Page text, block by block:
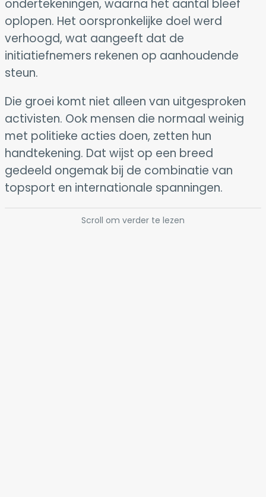
ondertekeningen, waarna het aantal bleef
oplopen. Het oorspronkelijke doel werd
verhoogd, wat aangeeft dat de
initiatiefnemers rekenen op aanhoudende
steun.
Die groei komt niet alleen van uitgesproken
activisten. Ook mensen die normaal weinig
met politieke acties doen, zetten hun
handtekening. Dat wijst op een breed
gedeeld ongemak bij de combinatie van
topsport en internationale spanningen.
Scroll om verder te lezen